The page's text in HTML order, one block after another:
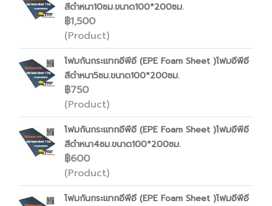
สีดำหนา10ซม.ขนาด100*200ซม.
฿1,500
(Product)
โฟมกันกระแทกอีพีอี (EPE Foam Sheet )โฟมอีพีอี
สีดำหนา5ซม.ขนาด100*200ซม.
฿750
(Product)
โฟมกันกระแทกอีพีอี (EPE Foam Sheet )โฟมอีพีอี
สีดำหนา4ซม.ขนาด100*200ซม.
฿600
(Product)
โฟมกันกระแทกอีพีอี (EPE Foam Sheet )โฟมอีพีอี